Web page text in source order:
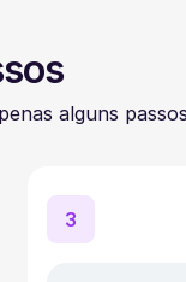
alguns
3